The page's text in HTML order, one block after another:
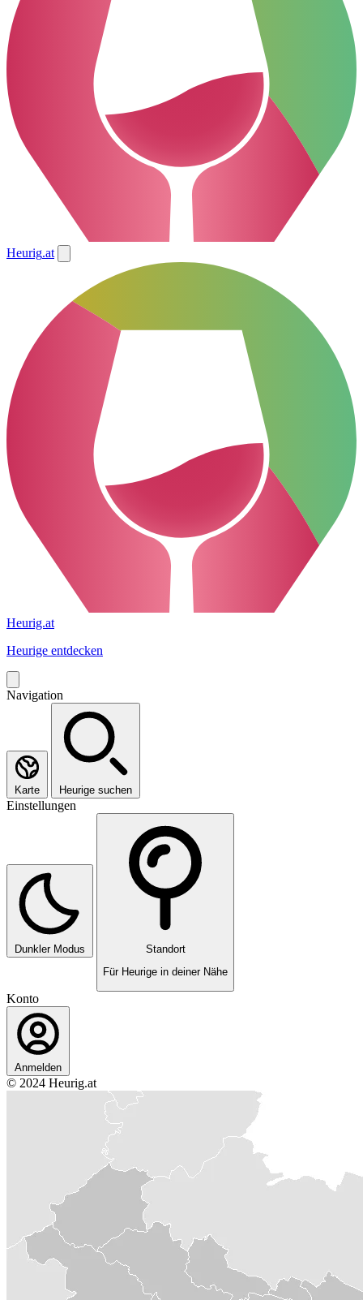
Heurig.at
Heurig.at
Heurige entdecken
Navigation
Karte Heurige suchen
Einstellungen
Dunkler Modus
Standort
Für Heurige in deiner Nähe
Konto
Anmelden
© 2024 Heurig.at